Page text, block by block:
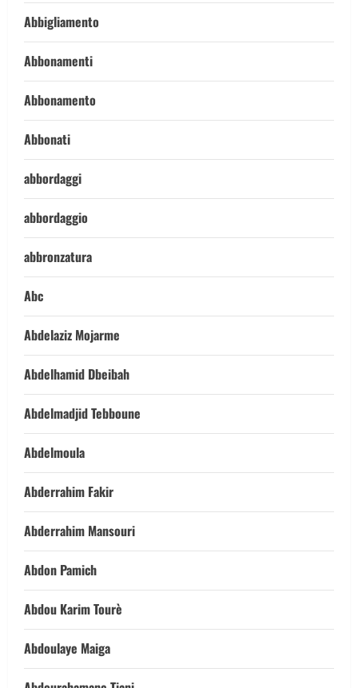
Abbigliamento
Abbonamenti
Abbonamento
Abbonati
abbordaggi
abbordaggio
abbronzatura
Abc
Abdelaziz Mojarme
Abdelhamid Dbeibah
Abdelmadjid Tebboune
Abdelmoula
Abderrahim Fakir
Abderrahim Mansouri
Abdon Pamich
Abdou Karim Tourè
Abdoulaye Maiga